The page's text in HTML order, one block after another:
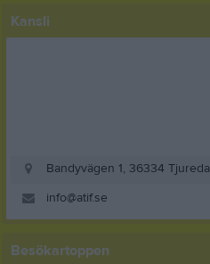
Kansli
Bandyvägen 1, 36334 Tjureda
info@atif.se
Besökartoppen